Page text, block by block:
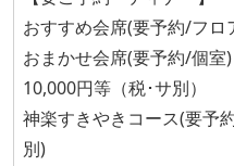
おすすめ会席(要予約/フ
おまかせ会席(要予約/個室
10,000円等（税･サ別）
神楽すきやきコース(要
別)